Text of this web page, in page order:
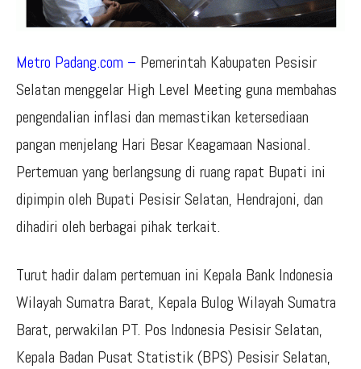
Metro Padang.com – Pemerintah Kabupaten Pesisir
Selatan menggelar High Level Meeting guna membahas
pengendalian inflasi dan memastikan ketersediaan
pangan menjelang Hari Besar Keagamaan Nasional.
Pertemuan yang berlangsung di ruang rapat Bupati ini
dipimpin oleh Bupati Pesisir Selatan, Hendrajoni, dan
dihadiri oleh berbagai pihak terkait.
Turut hadir dalam pertemuan ini Kepala Bank Indonesia
Wilayah Sumatra Barat, Kepala Bulog Wilayah Sumatra
Barat, perwakilan PT. Pos Indonesia Pesisir Selatan,
Kepala Badan Pusat Statistik (BPS) Pesisir Selatan,